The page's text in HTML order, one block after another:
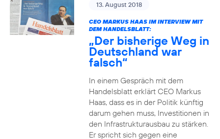
13. August 2018
CEO MARKUS HAAS IM INTERVIEW MIT
DEM HANDELSBLATT:
„Der bisherige Weg in
Deutschland war
falsch“
In einem Gespräch mit dem
Handelsblatt erklärt CEO Markus
Haas, dass es in der Politik künftig
darum gehen muss, Investitionen in
den Infrastrukturausbau zu stärken.
Er spricht sich gegen eine